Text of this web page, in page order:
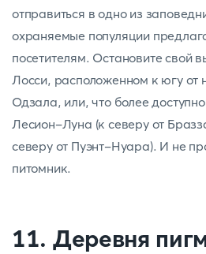
отправиться в одно из
охраняемые популяции
посетителям. Остановите свой
Лосси, расположенном к югу от
Одзала, или, что более
Лесион-Луна (к северу от
северу от Пуэнт-Нуара). И не
питомник.
11. Деревня